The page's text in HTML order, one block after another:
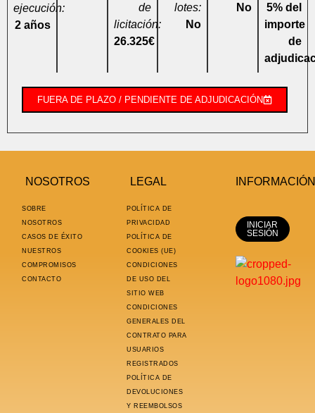
ejecución:
2 años
de
licitación:
26.325€
lotes:
No
No
5% del
importe
de
FUERA DE PLAZO / PENDIENTE DE ADJUDICACIÓN
NOSOTROS
SOBRE
NOSOTROS
CASOS DE ÉXITO
NUESTROS
COMPROMISOS
CONTACTO
LEGAL
POLÍTICA DE
PRIVACIDAD
POLÍTICA DE
COOKIES (UE)
CONDICIONES
DE USO DEL
SITIO WEB
CONDICIONES
GENERALES DEL
CONTRATO PARA
USUARIOS
REGISTRADOS
POLÍTICA DE
DEVOLUCIONES
Y REEMBOLSOS
INFORMACIÓN
INICIAR
SESIÓN